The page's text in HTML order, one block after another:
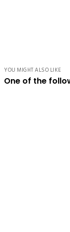
YOU MIGHT ALSO LIKE
One of the